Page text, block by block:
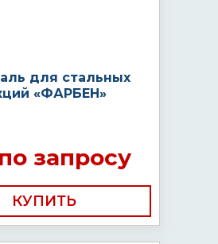
для стальных
«ФАРБЕН»
запросу
КУПИТЬ